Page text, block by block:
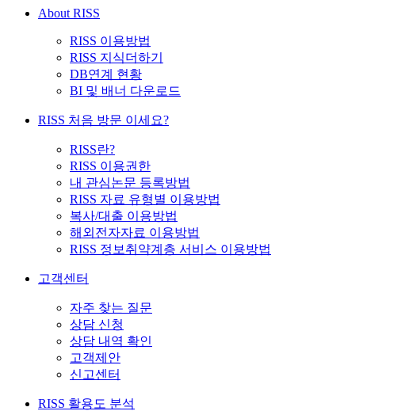
About RISS
RISS 이용방법
RISS 지식더하기
DB연계 현황
BI 및 배너 다운로드
RISS 처음 방문 이세요?
RISS란?
RISS 이용권한
내 관심논문 등록방법
RISS 자료 유형별 이용방법
복사/대출 이용방법
해외전자자료 이용방법
RISS 정보취약계층 서비스 이용방법
고객센터
자주 찾는 질문
상담 신청
상담 내역 확인
고객제안
신고센터
RISS 활용도 분석